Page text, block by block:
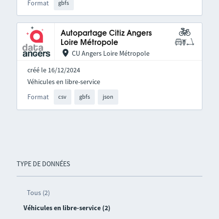
TYPE DE DONNÉES
Tous (2)
Véhicules en libre-service (2)
Format gbfs
Autopartage Citiz Angers
Loire Métropole
CU Angers Loire Métropole
créé le 16/12/2024
Format csv gbfs json
Véhicules en libre-service